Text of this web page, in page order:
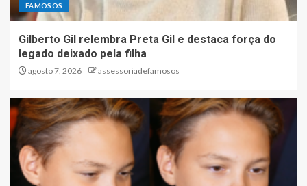
FAMOSOS
Gilberto Gil relembra Preta Gil e destaca força do
legado deixado pela filha
agosto 7, 2026 assessoriadefamosos